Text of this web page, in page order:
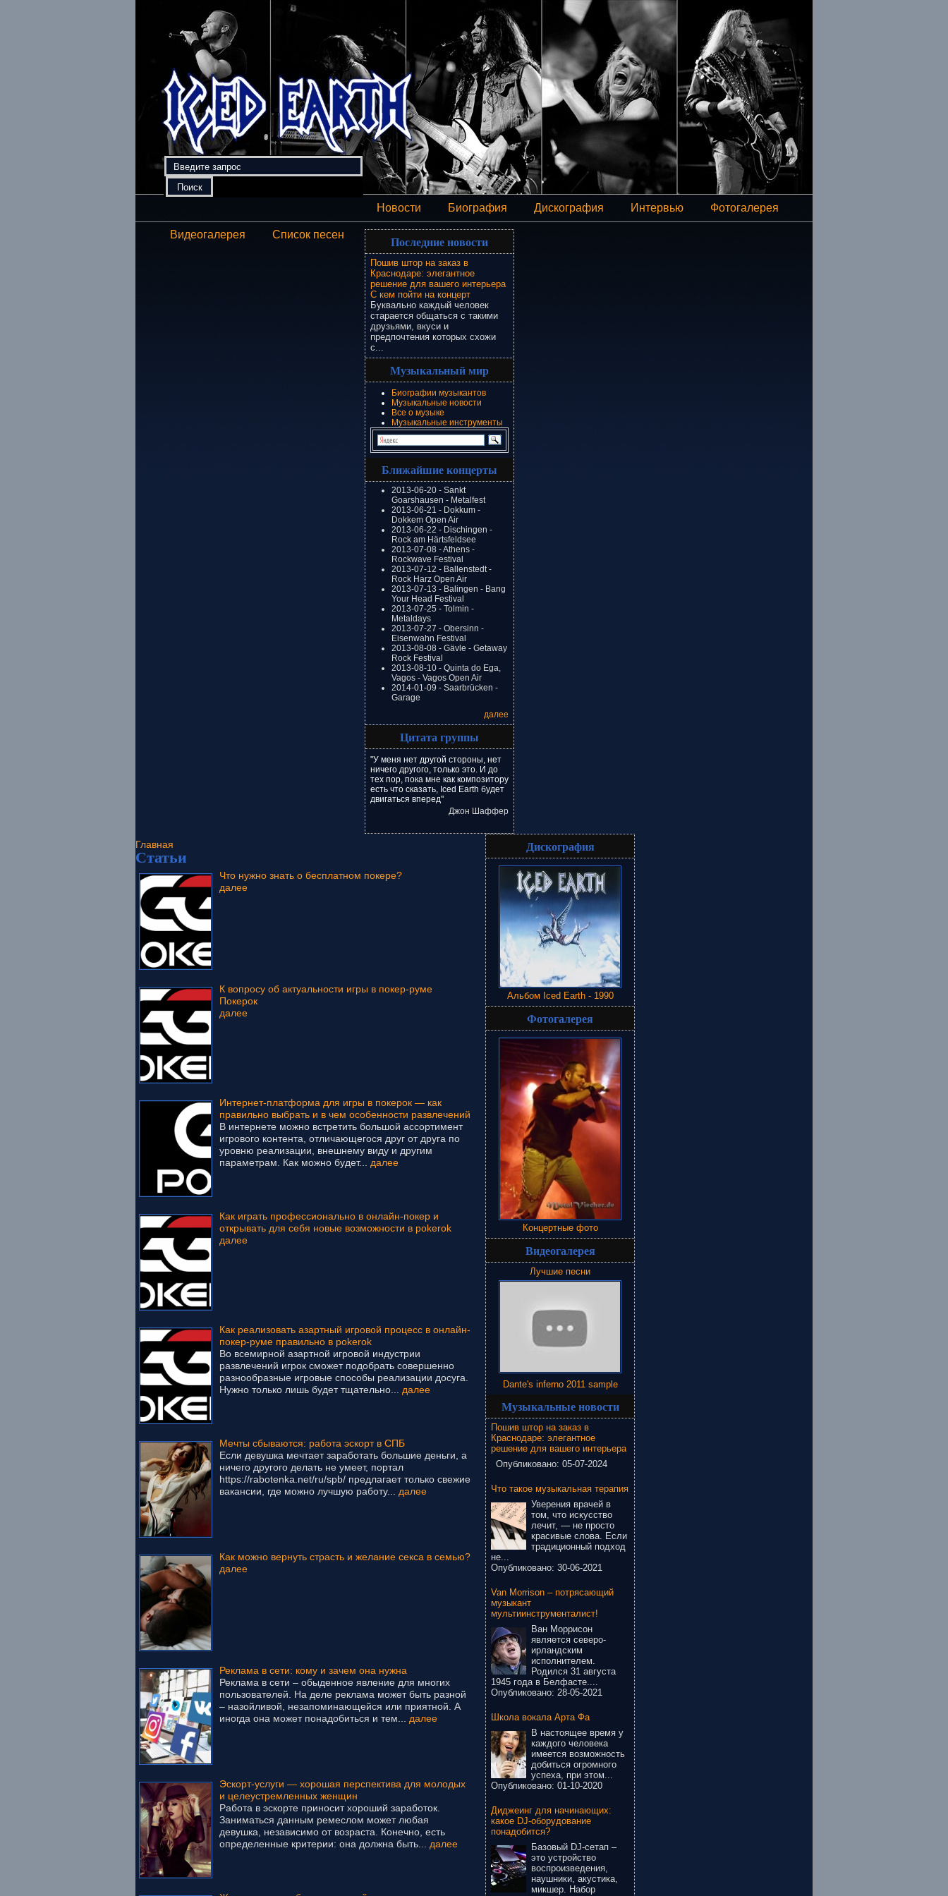
Новости Биография Дискография Интервью Фотогалерея
Видеогалерея Список песен Последние новости
Пошив штор на заказ в
Краснодаре: элегантное
решение для вашего интерьера
С кем пойти на концерт
Буквально каждый человек
старается общаться с такими
друзьями, вкуси и
предпочтения которых схожи
с...
Музыкальный мир
Биографии музыкантов
Музыкальные новости
Все о музыке
Музыкальные инструменты
Ближайшие концерты
2013-06-20 - Sankt
Goarshausen - Metalfest
2013-06-21 - Dokkum -
Dokkem Open Air
2013-06-22 - Dischingen -
Rock am Härtsfeldsee
2013-07-08 - Athens -
Rockwave Festival
2013-07-12 - Ballenstedt -
Rock Harz Open Air
2013-07-13 - Balingen - Bang
Your Head Festival
2013-07-25 - Tolmin -
Metaldays
2013-07-27 - Obersinn -
Eisenwahn Festival
2013-08-08 - Gävle - Getaway
Rock Festival
2013-08-10 - Quinta do Ega,
Vagos - Vagos Open Air
2014-01-09 - Saarbrücken -
Garage
далее
Цитата группы
"У меня нет другой стороны, нет
ничего другого, только это. И до
тех пор, пока мне как композитору
есть что сказать, Iced Earth будет
двигаться вперед"
Джон Шаффер
Главная
Статьи
Что нужно знать о бесплатном покере?
далее
К вопросу об актуальности игры в покер-руме
Покерок
далее
Интернет-платформа для игры в покерок — как
правильно выбрать и в чем особенности развлечений
В интернете можно встретить большой ассортимент
игрового контента, отличающегося друг от друга по
уровню реализации, внешнему виду и другим
параметрам. Как можно будет...
далее
Как играть профессионально в онлайн-покер и
открывать для себя новые возможности в pokerok
далее
Как реализовать азартный игровой процесс в онлайн-
покер-руме правильно в pokerok
Во всемирной азартной игровой индустрии
развлечений игрок сможет подобрать совершенно
разнообразные игровые способы реализации досуга.
Нужно только лишь будет тщательно...
далее
Мечты сбываются: работа эскорт в СПБ
Если девушка мечтает заработать большие деньги, а
ничего другого делать не умеет, портал
https://rabotenka.net/ru/spb/ предлагает только свежие
вакансии, где можно лучшую работу...
далее
Как можно вернуть страсть и желание секса в семью?
далее
Реклама в сети: кому и зачем она нужна
Реклама в сети – обыденное явление для многих
пользователей. На деле реклама может быть разной
– назойливой, незапоминающейся или приятной. А
иногда она может понадобиться и тем...
далее
Эскорт-услуги — хорошая перспектива для молодых
и целеустремленных женщин
Работа в эскорте приносит хороший заработок.
Заниматься данным ремеслом может любая
девушка, независимо от возраста. Конечно, есть
определенные критерии: она должна быть...
далее
Дискография
Альбом Iced Earth - 1990
Фотогалерея
Концертные фото
Видеогалерея
Лучшие песни
Dante's inferno 2011 sample
Музыкальные новости
Пошив штор на заказ в
Краснодаре: элегантное
решение для вашего интерьера
Опубликовано: 05-07-2024
Что такое музыкальная терапия
Уверения врачей в
том, что искусство
лечит, — не просто
красивые слова. Если
традиционный подход
не...
Опубликовано: 30-06-2021
Van Morrison – потрясающий
музыкант
мультиинструменталист!
Ван Моррисон
является северо-
ирландским
исполнителем.
Родился 31 августа
1945 года в Белфасте....
Опубликовано: 28-05-2021
Школа вокала Арта Фа
В настоящее время у
каждого человека
имеется возможность
добиться огромного
успеха, при этом...
Опубликовано: 01-10-2020
Диджеинг для начинающих:
какое DJ-оборудование
понадобится?
Базовый DJ-сетап –
это устройство
воспроизведения,
наушники, акустика,
микшер. Набор